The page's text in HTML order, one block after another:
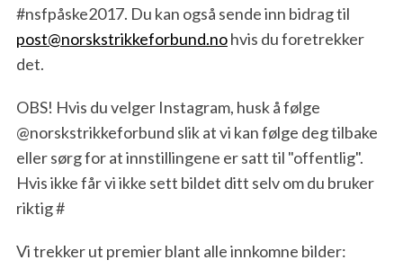
#nsfpåske2017. Du kan også sende inn bidrag til
post@norskstrikkeforbund.nohvis du foretrekker
det.
OBS! Hvis du velger Instagram, husk å følge
@norskstrikkeforbund slik at vi kan følge deg tilbake
eller sørg for at innstillingene er satt til "offentlig".
Hvis ikke får vi ikke sett bildet ditt selv om du bruker
riktig #
Vi trekker ut premier blant alle innkomne bilder: